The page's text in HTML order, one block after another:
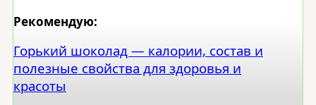
Рекомендую:
Горький шоколад — калории, состав и
полезные свойства для здоровья и
красоты